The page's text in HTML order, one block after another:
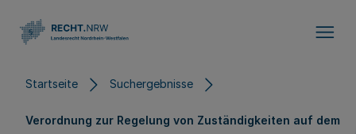
Startseite Suchergebnisse
Verordnung zur Regelung von Zuständigkeiten auf dem